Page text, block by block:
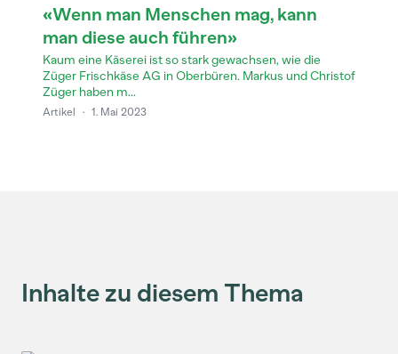
«Wenn man Menschen mag, kann
man diese auch führen»
Kaum eine Käserei ist so stark gewachsen, wie die
Züger Frischkäse AG in Oberbüren. Markus und Christof
Züger haben m...
Artikel · 1. Mai 2023
Inhalte zu diesem Thema